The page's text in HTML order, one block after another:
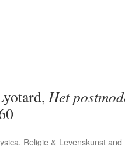
Het
, Religie & Levenskunst